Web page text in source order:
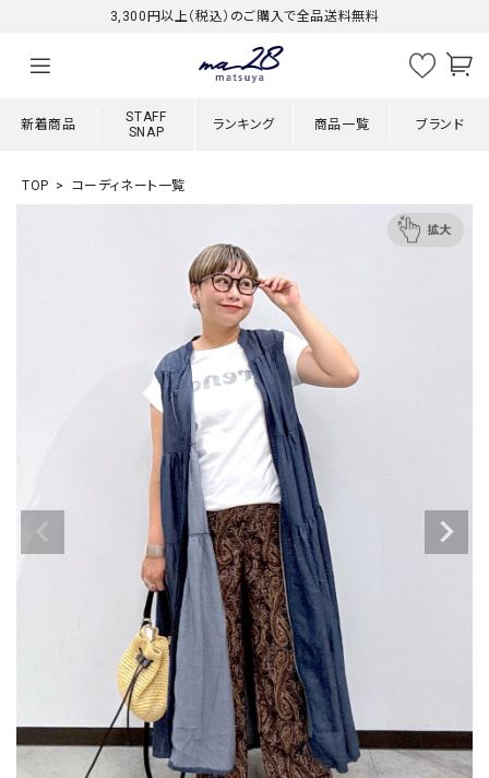
3,300円以上（税込）のご購入で全品送料無料
新着商品
STAFF
SNAP
ランキング 商品一覧 ブランド
TOP コーディネート一覧